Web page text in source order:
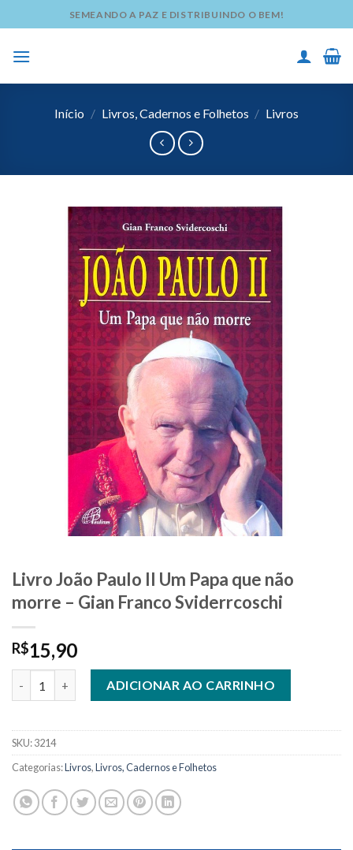
to
content
SEMEANDO A PAZ E DISTRIBUINDO O BEM!
Início / Livros, Cadernos e Folhetos / Livros
Livro João Paulo II Um Papa que não
morre – Gian Franco Sviderrcoschi
R$15,90
ADICIONAR AO CARRINHO
SKU:3214
Categorias:Livros,Livros, Cadernos e Folhetos